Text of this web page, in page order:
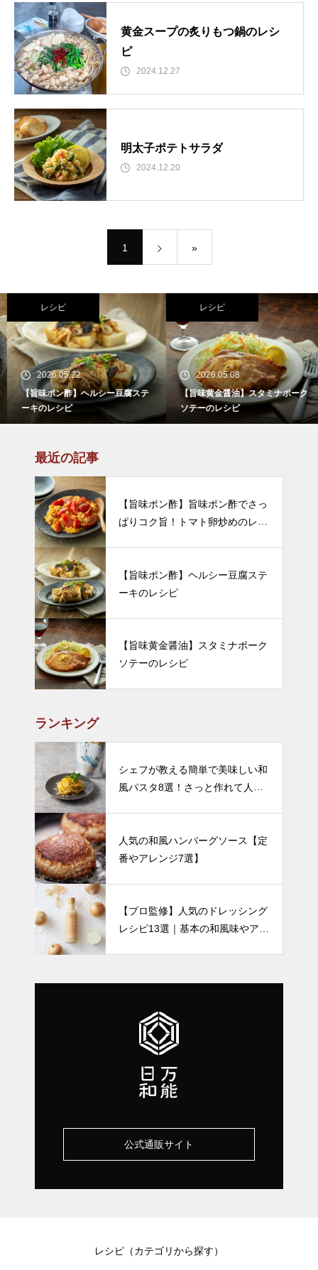
黄金スープの炙りもつ鍋のレシ
ピ
2024.12.27
明太子ポテトサラダ
2024.12.20
1 »
レシピ
2026.05.22
【旨味ポン酢】ヘルシー豆腐ステ
ーキのレシピ
レシピ
2026.05.08
【旨味黄金醤油】スタミナポーク
ソテーのレシピ
最近の記事
【旨味ポン酢】旨味ポン酢でさっ
ぱりコク旨！トマト卵炒めのレシ
【旨味ポン酢】ヘルシー豆腐ステ
ーキのレシピ
【旨味黄金醤油】スタミナポーク
ソテーのレシピ
ランキング
シェフが教える簡単で美味しい和
風パスタ8選！さっと作れて人気
人気の和風ハンバーグソース【定
番やアレンジ7選】
【プロ監修】人気のドレッシング
レシピ13選｜基本の和風味やアレ
公式通販サイト
レシピ（カテゴリから探す）